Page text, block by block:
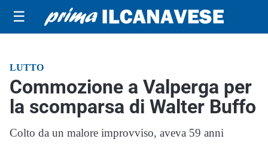
☰
LUTTO
Commozione a Valperga per
la scomparsa di Walter Buffo
Colto da un malore improvviso, aveva 59 anni